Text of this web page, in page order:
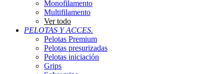
Monofilamento
Multifilamento
Ver todo
PELOTAS Y ACCES.
Pelotas Premium
Pelotas presurizadas
Pelotas iniciación
Grips